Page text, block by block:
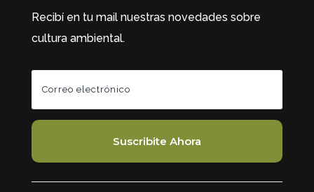
Recibí en tu mail nuestras novedades sobre
cultura ambiental.
Suscribite Ahora